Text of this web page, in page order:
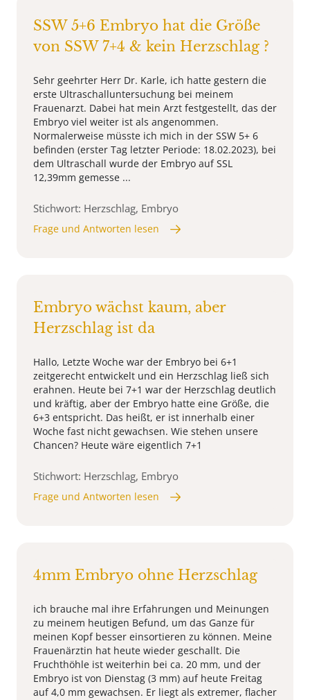
SSW 5+6 Embryo hat die Größe
von SSW 7+4 & kein Herzschlag ?
Sehr geehrter Herr Dr. Karle, ich hatte gestern die
erste Ultraschalluntersuchung bei meinem
Frauenarzt. Dabei hat mein Arzt festgestellt, das der
Embryo viel weiter ist als angenommen.
Normalerweise müsste ich mich in der SSW 5+ 6
befinden (erster Tag letzter Periode: 18.02.2023), bei
dem Ultraschall wurde der Embryo auf SSL
12,39mm gemesse ...
Stichwort: Herzschlag, Embryo
Frage und Antworten lesen
Embryo wächst kaum, aber
Herzschlag ist da
Hallo, Letzte Woche war der Embryo bei 6+1
zeitgerecht entwickelt und ein Herzschlag ließ sich
erahnen. Heute bei 7+1 war der Herzschlag deutlich
und kräftig, aber der Embryo hatte eine Größe, die
6+3 entspricht. Das heißt, er ist innerhalb einer
Woche fast nicht gewachsen. Wie stehen unsere
Chancen? Heute wäre eigentlich 7+1
Stichwort: Herzschlag, Embryo
Frage und Antworten lesen
4mm Embryo ohne Herzschlag
ich brauche mal ihre Erfahrungen und Meinungen
zu meinem heutigen Befund, um das Ganze für
meinen Kopf besser einsortieren zu können. Meine
Frauenärztin hat heute wieder geschallt. Die
Fruchthöhle ist weiterhin bei ca. 20 mm, und der
Embryo ist von Dienstag (3 mm) auf heute Freitag
auf 4,0 mm gewachsen. Er liegt als extremer, flacher